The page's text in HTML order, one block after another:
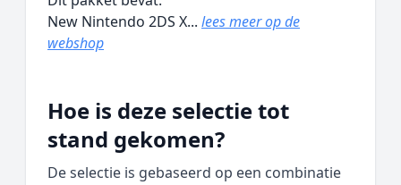
New Nintendo 2DS X... lees meer op de
webshop
Hoe is deze selectie tot
stand gekomen?
De selectie is gebaseerd op een combinatie